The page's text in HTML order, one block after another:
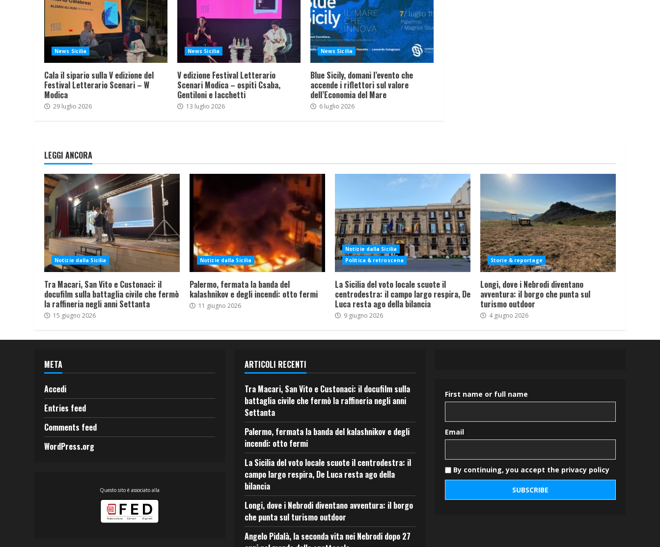
News Sicilia
Cala il sipario sulla V edizione del
Festival Letterario Scenari – W
Modica
29 luglio 2026
News Sicilia
V edizione Festival Letterario
Scenari Modica – ospiti Csaba,
Gentiloni e Iacchetti
13 luglio 2026
News Sicilia
Blue Sicily, domani l’evento che
accende i riflettori sul valore
dell’Economia del Mare
6 luglio 2026
LEGGI ANCORA
Notizie dalla Sicilia
Tra Macari, San Vito e Custonaci: il
docufilm sulla battaglia civile che fermò
la raffineria negli anni Settanta
15 giugno 2026
Notizie dalla Sicilia
Palermo, fermata la banda del
kalashnikov e degli incendi: otto fermi
11 giugno 2026
Notizie dalla Sicilia
Politica & retroscena
La Sicilia del voto locale scuote il
centrodestra: il campo largo respira, De
Luca resta ago della bilancia
9 giugno 2026
Storie & reportage
Longi, dove i Nebrodi diventano
avventura: il borgo che punta sul
turismo outdoor
4 giugno 2026
META
Accedi
Entries feed
Comments feed
WordPress.org
Questo sito è associato alla
ARTICOLI RECENTI
Tra Macari, San Vito e Custonaci: il docufilm sulla
battaglia civile che fermò la raffineria negli anni
Settanta
Palermo, fermata la banda del kalashnikov e degli
incendi: otto fermi
La Sicilia del voto locale scuote il centrodestra: il
campo largo respira, De Luca resta ago della
bilancia
Longi, dove i Nebrodi diventano avventura: il borgo
che punta sul turismo outdoor
Angelo Pidalà, la seconda vita nei Nebrodi dopo 27
First name or full name
Email
By continuing, you accept the privacy policy